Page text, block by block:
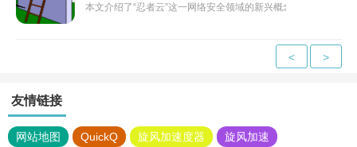
本文介绍了“忍者云”这一网络安全领域的新兴概念，强调了其
< >
友情链接
网站地图 QuickQ 旋风加速度器 旋风加速